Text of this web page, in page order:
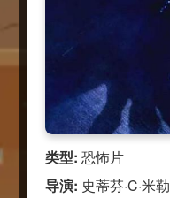
类型: 恐怖片
导演: 史蒂芬·C·米勒